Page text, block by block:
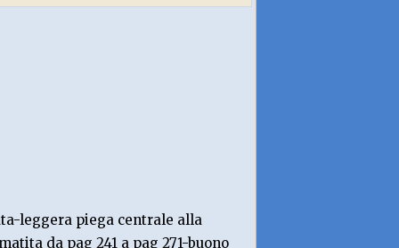
leggera piega centrale alla
da pag 241 a pag 271-buono